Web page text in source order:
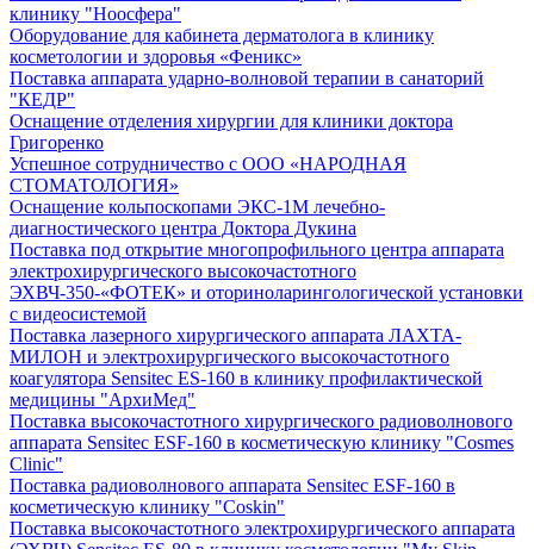
клинику "Ноосфера"
Оборудование для кабинета дерматолога в клинику
косметологии и здоровья «Феникс»
Поставка аппарата ударно-волновой терапии в санаторий
"КЕДР"
Оснащение отделения хирургии для клиники доктора
Григоренко
Успешное сотрудничество с ООО «НАРОДНАЯ
СТОМАТОЛОГИЯ»
Оснащение кольпоскопами ЭКС-1М лечебно-
диагностического центра Доктора Дукина
Поставка под открытие многопрофильного центра аппарата
электрохирургического высокочастотного
ЭХВЧ-350-«ФОТЕК» и оториноларингологической установки
с видеосистемой
Поставка лазерного хирургического аппарата ЛАХТА-
МИЛОН и электрохирургического высокочастотного
коагулятора Sensitec ES-160 в клинику профилактической
медицины "АрхиМед"
Поставка высокочастотного хирургического радиоволнового
аппарата Sensitec ESF-160 в косметическую клинику "Cosmes
Clinic"
Поставка радиоволнового аппарата Sensitec ESF-160 в
косметическую клинику "Coskin"
Поставка высокочастотного электрохирургического аппарата